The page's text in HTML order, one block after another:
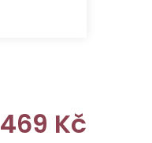
469 Kč